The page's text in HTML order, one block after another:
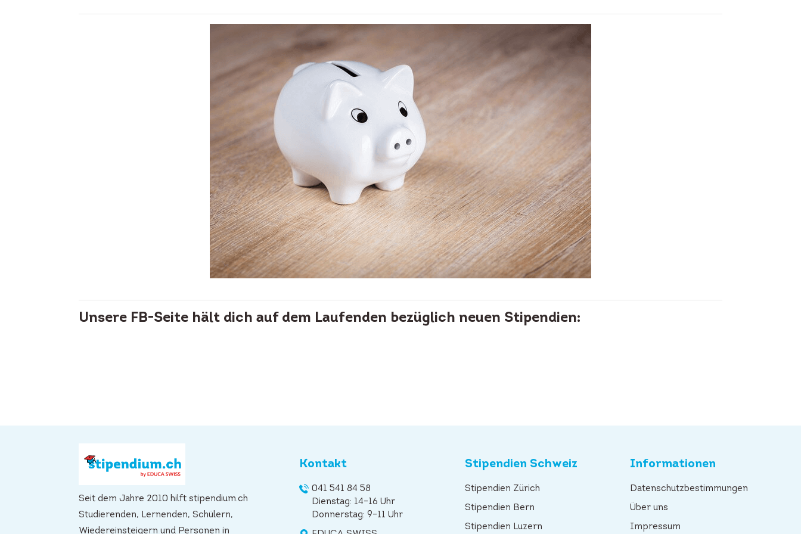
Unsere FB-Seite hält dich auf dem Laufenden bezüglich neuen Stipendien:
Seit dem Jahre 2010 hilft stipendium.ch
Studierenden, Lernenden, Schülern,
Wiedereinsteigern und Personen in
Kontakt
041 541 84 58
Dienstag: 14–16 Uhr
Donnerstag: 9–11 Uhr
Stipendien Schweiz
Stipendien Zürich
Stipendien Bern
Stipendien Luzern
Informationen
Datenschutzbestimmungen
Über uns
Impressum